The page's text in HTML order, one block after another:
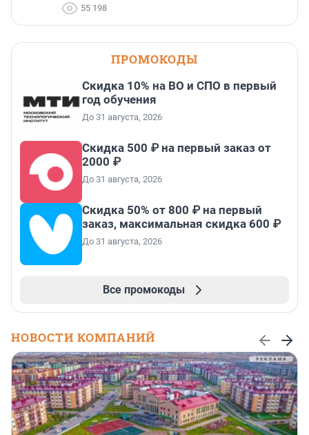
55 198
ПРОМОКОДЫ
Скидка 10% на ВО и СПО в первый
год обучения
До 31 августа, 2026
Скидка 500 ₽ на первый заказ от
2000 ₽
До 31 августа, 2026
Скидка 50% от 800 ₽ на первый
заказ, максимальная скидка 600 ₽
До 31 августа, 2026
Все промокоды
НОВОСТИ КОМПАНИЙ